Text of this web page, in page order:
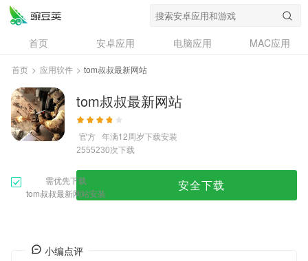
首页 安卓应用 电脑应用
MAC应用
资讯
专题
问答
首页 > 应用软件 > tom叔叔最新网站
tom叔叔最新网站
官方 年满12周岁下载安装
2555230次下载
需优先下载
tom叔叔最新网站安装
安全下载
小编点评